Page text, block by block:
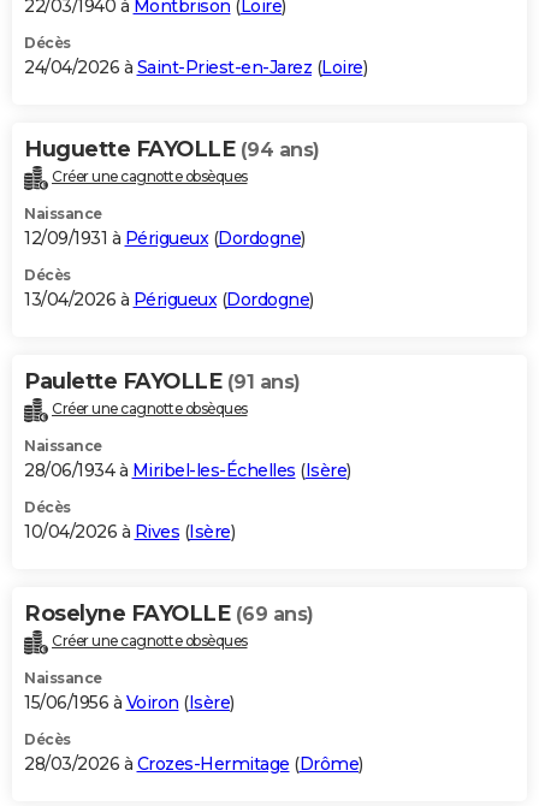
22/03/1940 à Montbrison ( Loire)
Décès
24/04/2026 à Saint-Priest-en-Jarez (Loire)
Huguette FAYOLLE (94 ans)
Créer une cagnotte obsèques
Naissance
12/09/1931 à Périgueux(Dordogne)
Décès
13/04/2026 à Périgueux(Dordogne)
Paulette FAYOLLE (91 ans)
Créer une cagnotte obsèques
Naissance
28/06/1934 à Miribel-les-Échelles (Isère)
Décès
10/04/2026 à Rives (Isère)
Roselyne FAYOLLE (69 ans)
Créer une cagnotte obsèques
Naissance
15/06/1956 à Voiron (Isère)
Décès
28/03/2026 à Crozes-Hermitage (Drôme)